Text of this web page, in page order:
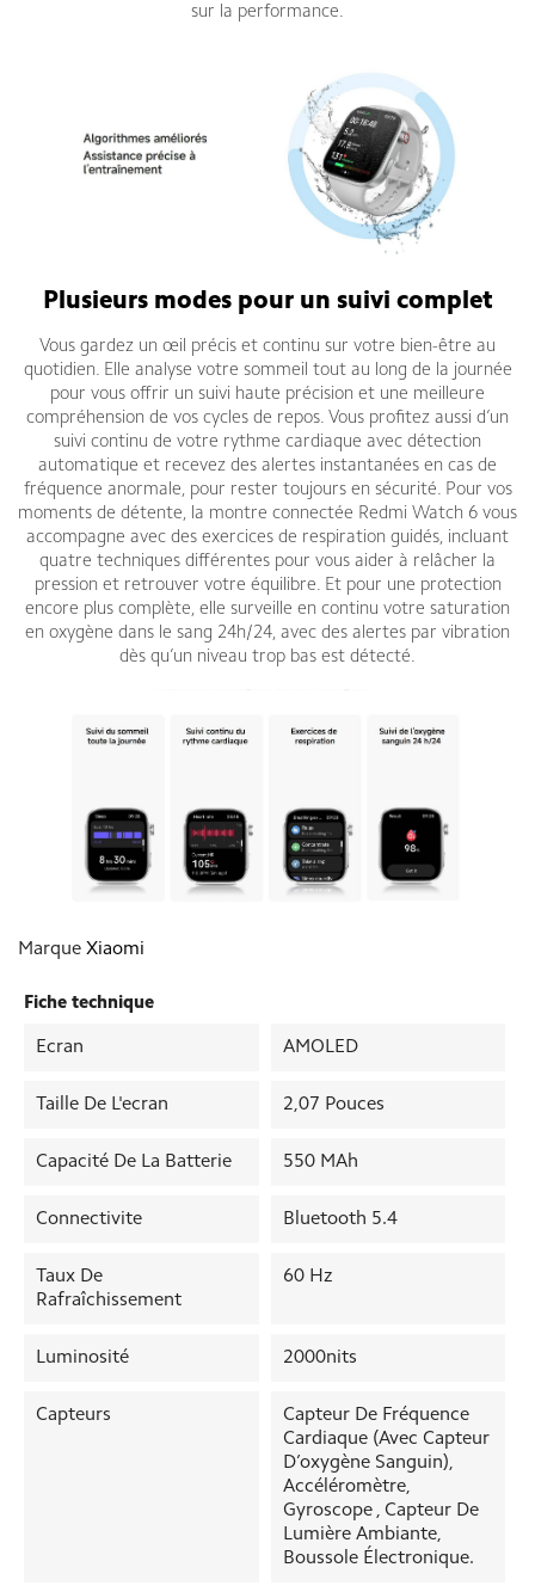
sur la performance.
Plusieurs modes pour un suivi complet
Vous gardez un œil précis et continu sur votre bien-être au
quotidien. Elle analyse votre sommeil tout au long de la journée
pour vous offrir un suivi haute précision et une meilleure
compréhension de vos cycles de repos. Vous profitez aussi d’un
suivi continu de votre rythme cardiaque avec détection
automatique et recevez des alertes instantanées en cas de
fréquence anormale, pour rester toujours en sécurité. Pour vos
moments de détente, la montre connectée Redmi Watch 6 vous
accompagne avec des exercices de respiration guidés, incluant
quatre techniques différentes pour vous aider à relâcher la
pression et retrouver votre équilibre. Et pour une protection
encore plus complète, elle surveille en continu votre saturation
en oxygène dans le sang 24h/24, avec des alertes par vibration
dès qu’un niveau trop bas est détecté.
Marque Xiaomi
Fiche technique
Ecran AMOLED
Taille De L'ecran 2,07 Pouces
Capacité De La Batterie 550 MAh
Connectivite Bluetooth 5.4
Taux De
Rafraîchissement
60 Hz
Luminosité 2000nits
Capteurs
Capteur De Fréquence
Cardiaque (avec Capteur
D’oxygène Sanguin),
Accéléromètre,
Gyroscope , Capteur De
Lumière Ambiante,
Boussole Électronique.